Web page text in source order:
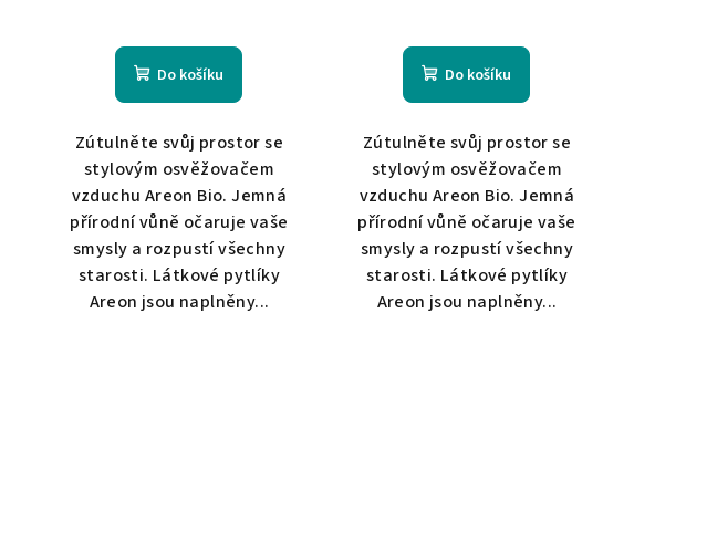
Do košíku
Zútulněte svůj prostor se
stylovým osvěžovačem
vzduchu Areon Bio. Jemná
přírodní vůně očaruje vaše
smysly a rozpustí všechny
starosti. Látkové pytlíky
Areon jsou naplněny...
Do košíku
Zútulněte svůj prostor se
stylovým osvěžovačem
vzduchu Areon Bio. Jemná
přírodní vůně očaruje vaše
smysly a rozpustí všechny
starosti. Látkové pytlíky
Areon jsou naplněny...